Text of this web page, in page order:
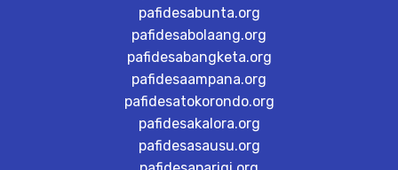
pafidesabunta.org
pafidesabolaang.org
pafidesabangketa.org
pafidesaampana.org
pafidesatokorondo.org
pafidesakalora.org
pafidesasausu.org